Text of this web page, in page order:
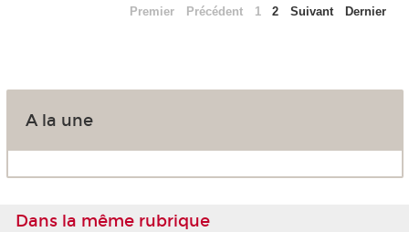
Premier
Précédent 1 2 Suivant Dernier
A la une
Dans la même rubrique